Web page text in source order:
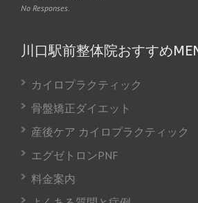
No Responses.
川口駅前整体院おすすめ
カイロプラクティック
骨盤矯正ダイエット
産後ケア カイロプラクティック
エグゼトロンPNF
料金案内